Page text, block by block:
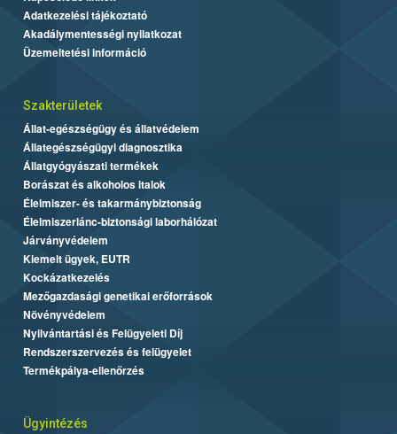
Adatkezelési tájékoztató
Akadálymentességi nyilatkozat
Üzemeltetési információ
Szakterületek
Állat-egészségügy és állatvédelem
Állategészségügyi diagnosztika
Állatgyógyászati termékek
Borászat és alkoholos italok
Élelmiszer- és takarmánybiztonság
Élelmiszerlánc-biztonsági laborhálózat
Járványvédelem
Kiemelt ügyek, EUTR
Kockázatkezelés
Mezőgazdasági genetikai erőforrások
Növényvédelem
Nyilvántartási és Felügyeleti Díj
Rendszerszervezés és felügyelet
Termékpálya-ellenőrzés
Ügyintézés